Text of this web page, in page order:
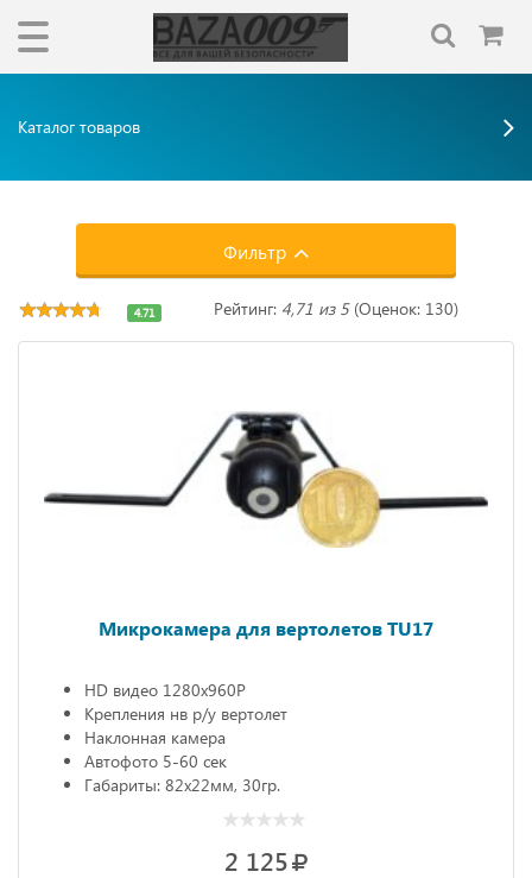
Каталог товаров
Фильтр
Микрокамера для вертолетов TU17
HD видео 1280х960Р
Крепления нв р/у вертолет
Наклонная камера
Автофото 5-60 сек
Габариты: 82х22мм, 30гр.
2 125
4.71 Рейтинг: 4,71 из 5(Оценок: 130)